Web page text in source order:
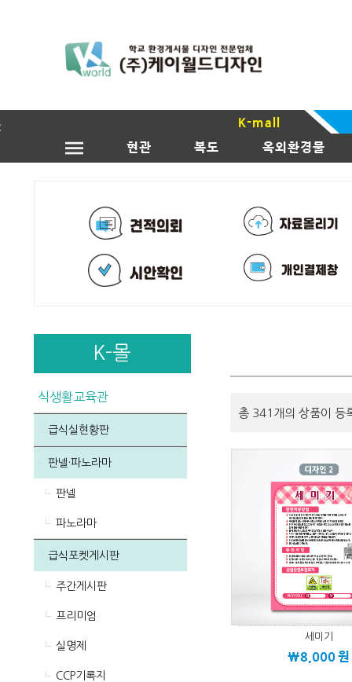
K-mall
현관
복도 옥외환경물
K-몰
식생활교육관
급식실현황판
판넬·파노라마
판넬
파노라마
급식포켓게시판
주간게시판
프리미엄
실명제
CCP기록지
총 341개의 상품이 등
세미기
\8,000원